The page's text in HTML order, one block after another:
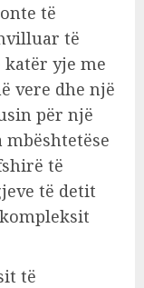
të
të
yje me
vere dhe një
për një
të
të detit
të